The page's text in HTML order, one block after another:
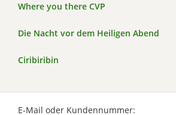
Where you there CVP
Die Nacht vor dem Heiligen Abend
Ciribiribin
E-Mail oder Kundennummer: